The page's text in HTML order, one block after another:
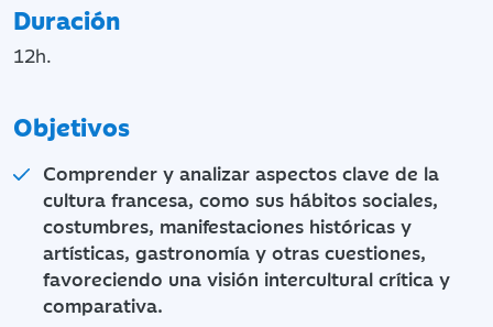
Duración
12h.
Objetivos
Comprender y analizar aspectos clave de la
cultura francesa, como sus hábitos sociales,
costumbres, manifestaciones históricas y
artísticas, gastronomía y otras cuestiones,
favoreciendo una visión intercultural crítica y
comparativa.